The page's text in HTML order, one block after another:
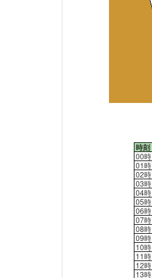
時刻
00時
01時
02時
03時
04時
05時
06時
07時
08時
09時
10時
11時
12時
13時